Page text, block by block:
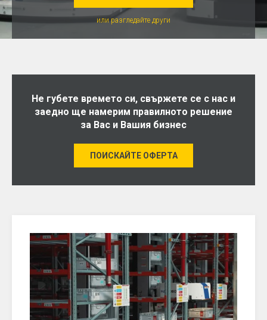
или разгледайте други
Не губете времето си, свържете се с нас и
заедно ще намерим правилното решение
за Вас и Вашия бизнес
ПОИСКАЙТЕ ОФЕРТА